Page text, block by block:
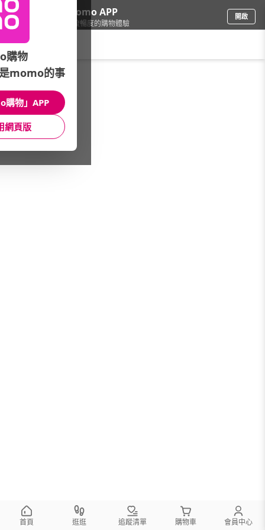
下載momo APP
給你3倍流暢度的購物體驗
開啟
女時尚/男裝
本館精選商品
館長推薦 月銷量
首頁 逛逛 追蹤清單 購物車 會員中心
購物
momo的事
購物」APP
網頁版